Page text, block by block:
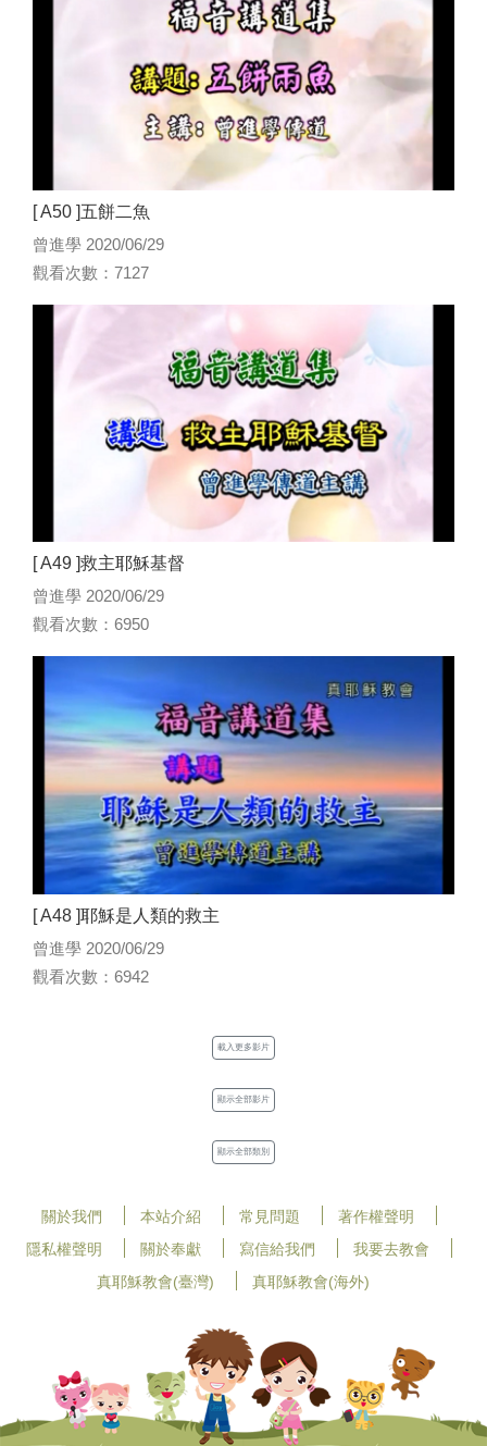
[ A50 ]五餅二魚
曾進學 2020/06/29
觀看次數：7127
[ A49 ]救主耶穌基督
曾進學 2020/06/29
觀看次數：6950
[ A48 ]耶穌是人類的救主
曾進學 2020/06/29
觀看次數：6942
載入更多影片
顯示全部影片
顯示全部類別
關於我們 本站介紹 常見問題
著作權聲明
隱私權聲明
關於奉獻 寫信給我們
我要去教會
真耶穌教會(臺灣)
真耶穌教會(海外)